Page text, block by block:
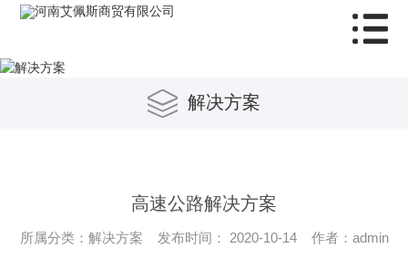
解决方案
高速公路解决方案
所属分类：解决方案 发布时间： 2020-10-14 作者：admin